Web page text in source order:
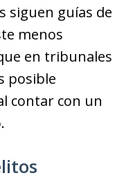
siguen guías de
menos
en tribunales
posible
contar con un